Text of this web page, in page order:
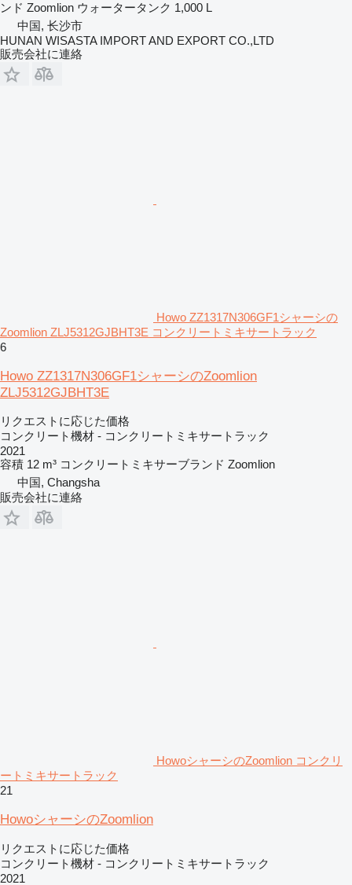
ンド Zoomlion ウォータータンク 1,000 L
中国, 长沙市
HUNAN WISASTA IMPORT AND EXPORT CO.,LTD
販売会社に連絡
Howo ZZ1317N306GF1シャーシの
Zoomlion ZLJ5312GJBHT3E コンクリートミキサートラック
6
Howo ZZ1317N306GF1シャーシのZoomlion
ZLJ5312GJBHT3E
リクエストに応じた価格
コンクリート機材 - コンクリートミキサートラック
2021
容積 12 m³ コンクリートミキサーブランド Zoomlion
中国, Changsha
販売会社に連絡
HowoシャーシのZoomlion コンクリ
ートミキサートラック
21
HowoシャーシのZoomlion
リクエストに応じた価格
コンクリート機材 - コンクリートミキサートラック
2021